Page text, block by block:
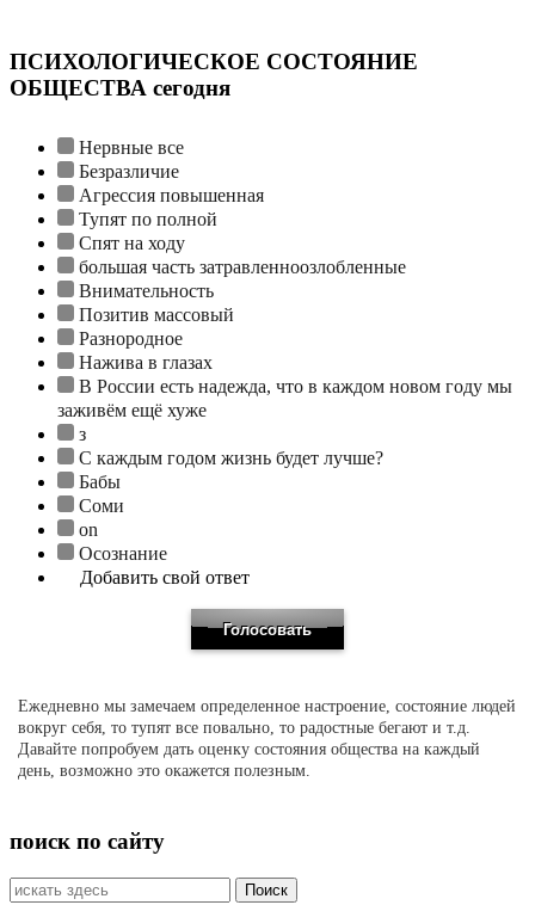
ПСИХОЛОГИЧЕСКОЕ СОСТОЯНИЕ
ОБЩЕСТВА сегодня
Нервные все
Безразличие
Агрессия повышенная
Тупят по полной
Спят на ходу
большая часть затравленноозлобленные
Внимательность
Позитив массовый
Разнородное
Нажива в глазах
В России есть надежда, что в каждом новом году мы
заживём ещё хуже
з
С каждым годом жизнь будет лучше?
Бабы
Соми
on
Осознание
Добавить свой ответ
Ежедневно мы замечаем определенное настроение, состояние людей
вокруг себя, то тупят все повально, то радостные бегают и т.д.
Давайте попробуем дать оценку состояния общества на каждый
день, возможно это окажется полезным.
поиск по сайту
Искать: